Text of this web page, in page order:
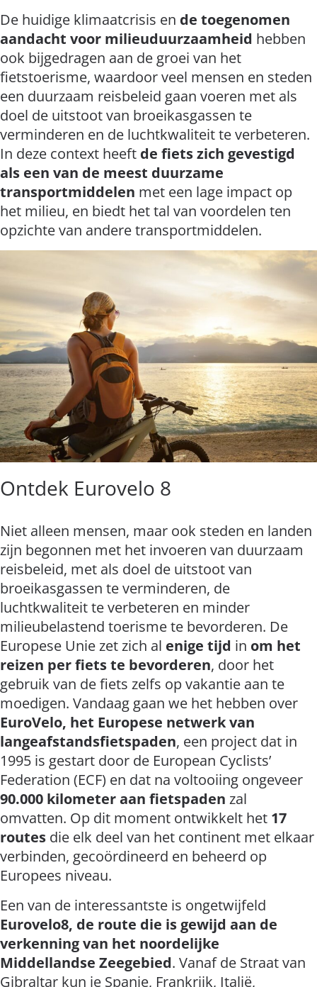
De huidige klimaatcrisis en de toegenomen
aandacht voor milieuduurzaamheid hebben
ook bijgedragen aan de groei van het
fietstoerisme, waardoor veel mensen en steden
een duurzaam reisbeleid gaan voeren met als
doel de uitstoot van broeikasgassen te
verminderen en de luchtkwaliteit te verbeteren.
In deze context heeft de fiets zich gevestigd
als een van de meest duurzame
transportmiddelen met een lage impact op
het milieu, en biedt het tal van voordelen ten
opzichte van andere transportmiddelen.
Ontdek Eurovelo 8
Niet alleen mensen, maar ook steden en landen
zijn begonnen met het invoeren van duurzaam
reisbeleid, met als doel de uitstoot van
broeikasgassen te verminderen, de
luchtkwaliteit te verbeteren en minder
milieubelastend toerisme te bevorderen. De
Europese Unie zet zich al enige tijd in om het
reizen per fiets te bevorderen, door het
gebruik van de fiets zelfs op vakantie aan te
moedigen. Vandaag gaan we het hebben over
EuroVelo, het Europese netwerk van
langeafstandsfietspaden, een project dat in
1995 is gestart door de European Cyclists’
Federation (ECF) en dat na voltooiing ongeveer
90.000 kilometer aan fietspaden zal
omvatten. Op dit moment ontwikkelt het 17
routes die elk deel van het continent met elkaar
verbinden, gecoördineerd en beheerd op
Europees niveau.
Een van de interessantste is ongetwijfeld
Eurovelo8, de route die is gewijd aan de
verkenning van het noordelijke
Middellandse Zeegebied. Vanaf de Straat van
Gibraltar kun je Spanje, Frankrijk, Italië,